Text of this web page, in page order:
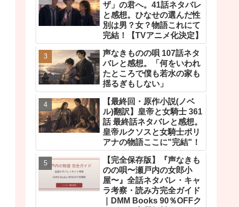
ザ」の君へ。41話ネタバレ
と感想。ひなせの選んだ性
別は男？女？物語これにて
完結！【TVアニメ化決定】
声なきものの唄 107話ネタ
バレと感想。「何をいわれ
たところで僕も若水の家も
揺るぎもしない」
【最終回・原作小説(ノベ
ル)翻訳】皇帝と女騎士 361
話 最終話ネタバレと感想。
皇帝ルクソスと女騎士ポリ
アナの物語ここに"完結"！
【完全保存版】『声なきも
のの唄〜瀬戸内の女郎小
屋〜』全話ネタバレ・キャ
ラ考察・読み方完全ガイド
｜DMM Books 90％OFFク